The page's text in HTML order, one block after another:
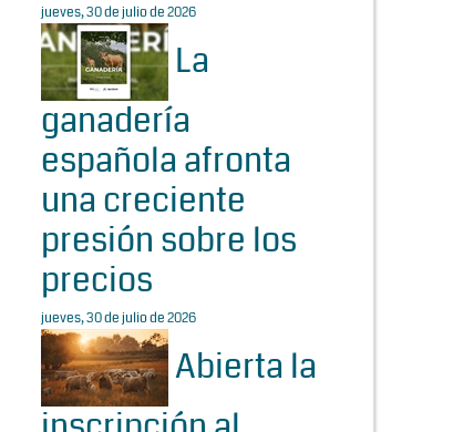
jueves, 30 de julio de 2026
La
ganadería
española afronta
una creciente
presión sobre los
precios
jueves, 30 de julio de 2026
Abierta la